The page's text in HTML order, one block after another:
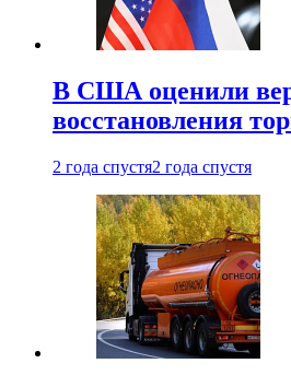
В США оценили
восстановления
2 года спустя2 года спустя